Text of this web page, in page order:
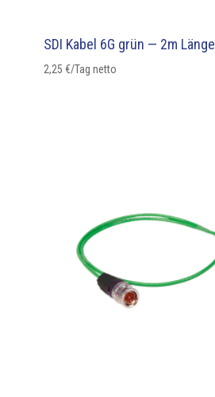
SDI Kabel 6G grün — 2m Länge
2,25 €/Tag netto